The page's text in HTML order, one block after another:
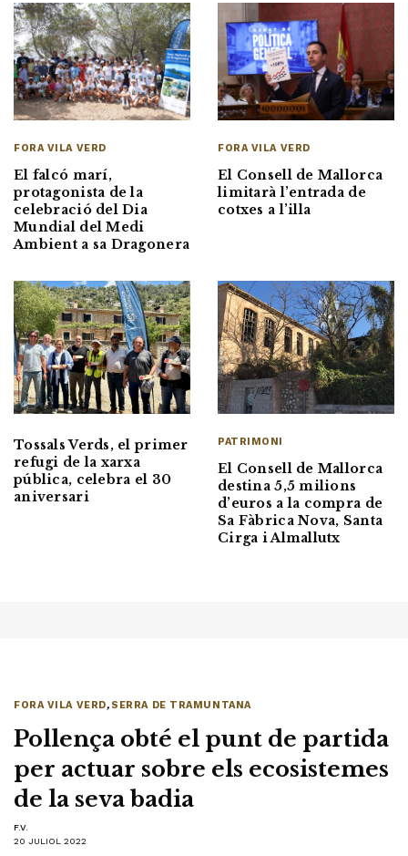
FORA VILA VERD
El falcó marí,
protagonista de la
celebració del Dia
Mundial del Medi
Ambient a sa Dragonera
FORA VILA VERD
El Consell de Mallorca
limitarà l’entrada de
cotxes a l’illa
Tossals Verds, el primer
refugi de la xarxa
pública, celebra el 30
aniversari
PATRIMONI
El Consell de Mallorca
destina 5,5 milions
d’euros a la compra de
Sa Fàbrica Nova, Santa
Cirga i Almallutx
FORA VILA VERD,SERRA DE TRAMUNTANA
Pollença obté el punt de partida
per actuar sobre els ecosistemes
de la seva badia
F.V.
20 JULIOL 2022